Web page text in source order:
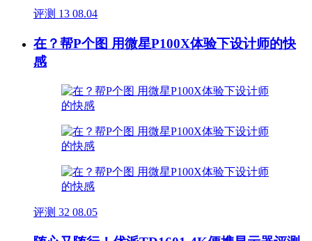
评测 13 08.04
在？帮P个图 用微星P100X体验下设计师的快
感
评测 32 08.05